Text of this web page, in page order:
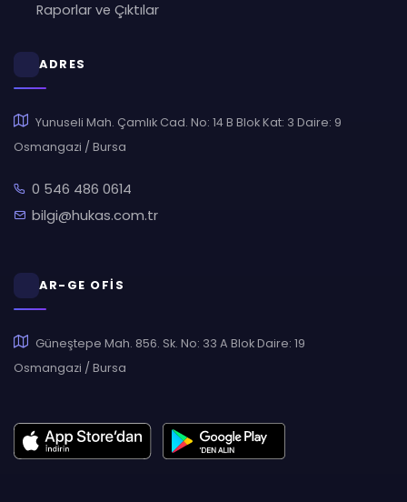
Raporlar ve Çıktılar
ADRES
Yunuseli Mah. Çamlık Cad. No: 14 B Blok Kat: 3 Daire: 9
Osmangazi / Bursa
0 546 486 0614
bilgi@hukas.com.tr
AR-GE OFİS
Güneştepe Mah. 856. Sk. No: 33 A Blok Daire: 19
Osmangazi / Bursa